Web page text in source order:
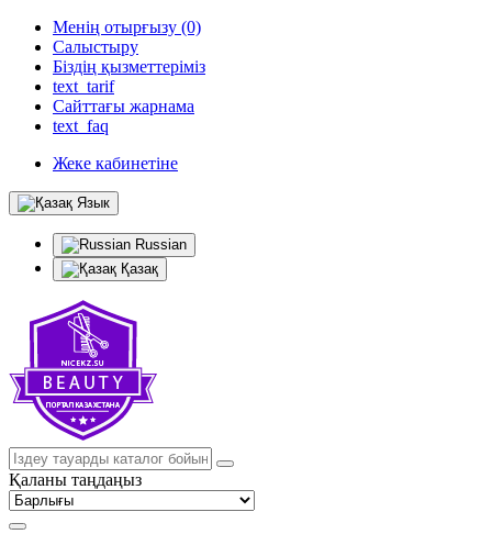
Менің отырғызу (0)
Салыстыру
Біздің қызметтеріміз
text_tarif
Сайттағы жарнама
text_faq
Жеке кабинетіне
Язык
Russian
Қазақ
Қаланы таңдаңыз